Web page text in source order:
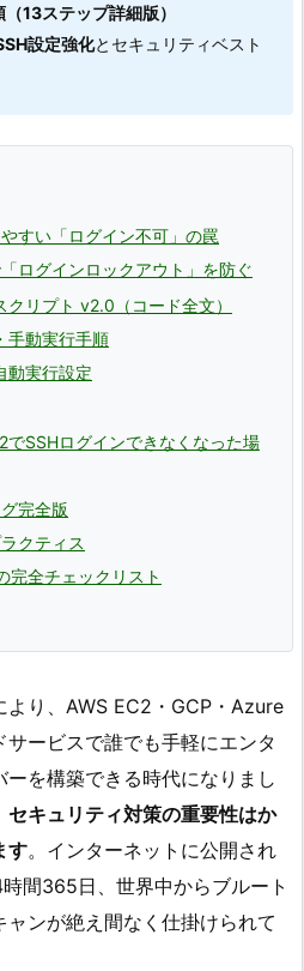
13ステップ詳細版）
設定強化とセキュリティベスト
すい「ログイン不可」の罠
ログインロックアウト」を防ぐ
クリプト v2.0（コード全文）
手動実行手順
動実行設定
でSSHログインできなくなった場
完全版
クティス
完全チェックリスト
より、AWS EC2・GCP・Azure
ービスで誰でも手軽にエンタ
を構築できる時代になりまし
セキュリティ対策の重要性はか
す。インターネットに公開され
間365日、世界中からブルート
ンが絶え間なく仕掛けられて